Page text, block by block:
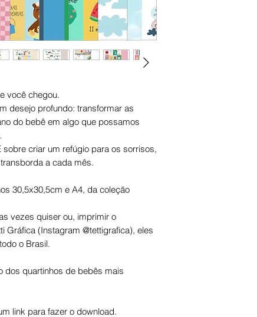
você chegou.
desejo profundo: transformar as
do bebê em algo que possamos
criar um refúgio para os sorrisos,
a cada mês.
30,5x30,5cm e A4, da coleção
vezes quiser ou, imprimir o
Gráfica (Instagram @tettigrafica), eles
o Brasil.
dos quartinhos de bebês mais
link para fazer o download.